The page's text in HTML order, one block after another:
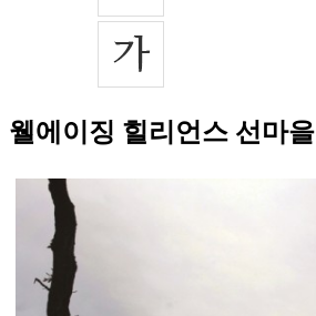
웰에이징 힐리언스 선마을